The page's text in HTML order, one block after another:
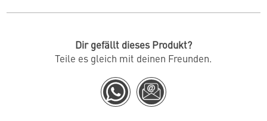
Dir gefällt dieses Produkt?
Teile es gleich mit deinen Freunden.